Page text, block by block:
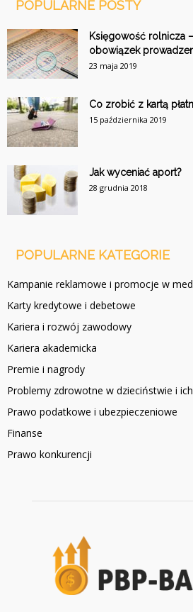
POPULARNE POSTY
Księgowość rolnicza
obowiązek
23 maja 2019
Co zrobić z kartą
15 października 2019
Jak wyceniać aport?
28 grudnia 2018
POPULARNE KATEGORIE
Kampanie reklamowe i promocje w
Karty kredytowe i debetowe
Kariera i rozwój zawodowy
Kariera akademicka
Premie i nagrody
Problemy zdrowotne w dzieciństwie i
Prawo podatkowe i ubezpieczeniowe
Finanse
Prawo konkurencji